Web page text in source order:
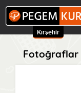
Kırşehir
Fotoğraflar